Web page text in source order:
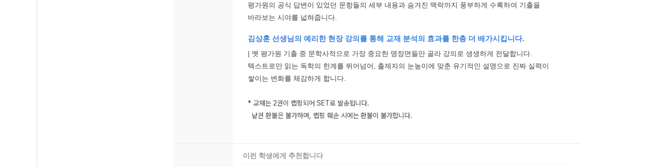
평가원의 공식 답변이 있었던 문항들의 세부 내용과 숨겨진 맥락까지 풍부하게 수록하여 기출을
바라보는 시야를 넓혀줍니다.
김상훈 선생님의 예리한 현장 강의를 통해 교재 분석의 효과를 한층 더 배가시킵니다.
| 옛 평가원 기출 중 문학사적으로 가장 중요한 명장면들만 골라 강의로 생생하게 전달합니다.
텍스트로만 읽는 독학의 한계를 뛰어넘어, 출제자의 눈높이에 맞춘 유기적인 설명으로 진짜 실력이
쌓이는 변화를 체감하게 합니다.
* 교재는 2권이 랩핑되어 SET로 발송됩니다.
낱권 환불은 불가하며, 랩핑 훼손 시에는 환불이 불가합니다.
이런 학생에게 추천합니다